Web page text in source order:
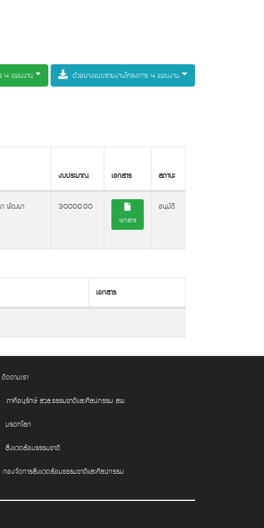
4 แผนงาน ตัวอย่างแบบรายงานโครงการ 4 แผนงาน
งบประมาณ เอกสาร สถานะ
เอกสาร
า พัฒนา
30000.00
เอกสาร
อนุมัติ
เอกสาร
ติดตามเรา
ภาคีอนุรักษ์ สวล.ธรรมชาติและศิลปกรรม สผ.
มรดกโลก
สิ่งแวดล้อมธรรมชาติ
กองจัดการสิ่งแวดล้อมธรรมชาติและศิลปกรรม